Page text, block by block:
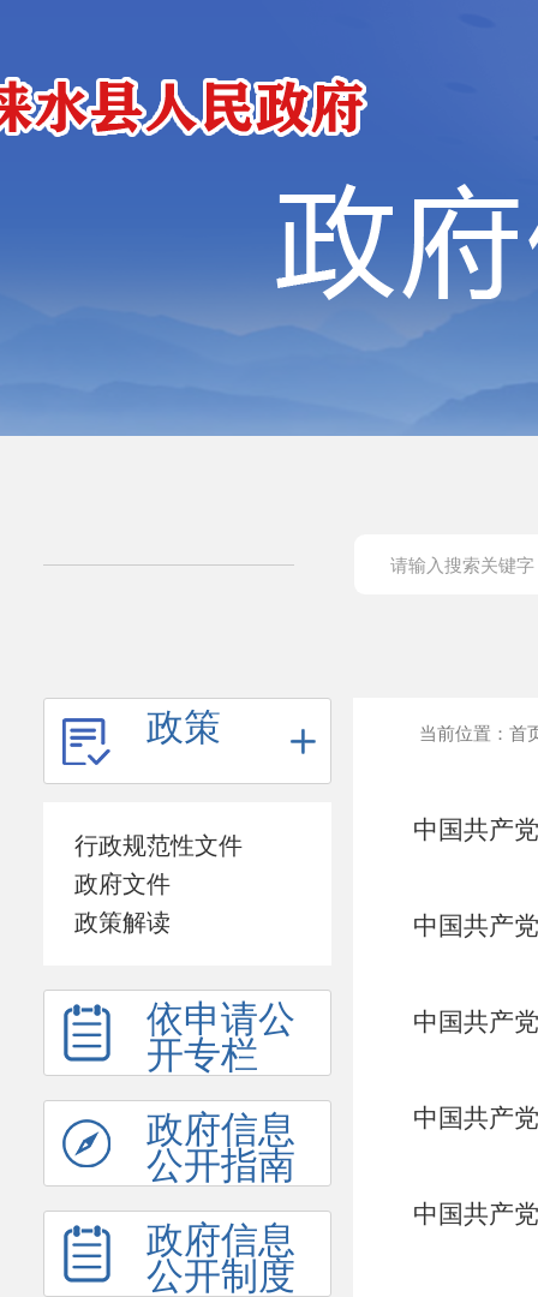
政策
行政规范性文件
政府文件
政策解读
依申请公
开专栏
政府信息
公开指南
政府信息
公开制度
当前位置： 首
中国共产
中国共产
中国共产
中国共产
中国共产